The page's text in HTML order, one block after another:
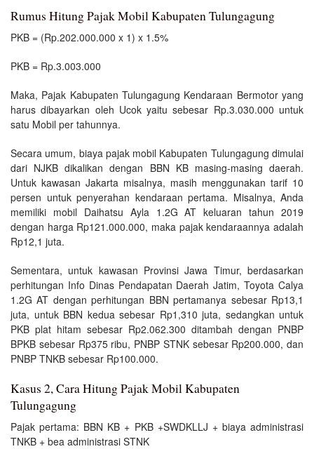
Rumus Hitung Pajak Mobil Kabupaten Tulungagung
PKB = (Rp.202.000.000 x 1) x 1.5%
PKB = Rp.3.003.000
Maka, Pajak Kabupaten Tulungagung Kendaraan Bermotor yang
harus dibayarkan oleh Ucok yaitu sebesar Rp.3.030.000 untuk
satu Mobil per tahunnya.
Secara umum, biaya pajak mobil Kabupaten Tulungagung dimulai
dari NJKB dikalikan dengan BBN KB masing-masing daerah.
Untuk kawasan Jakarta misalnya, masih menggunakan tarif 10
persen untuk penyerahan kendaraan pertama. Misalnya, Anda
memiliki mobil Daihatsu Ayla 1.2G AT keluaran tahun 2019
dengan harga Rp121.000.000, maka pajak kendaraannya adalah
Rp12,1 juta.
Sementara, untuk kawasan Provinsi Jawa Timur, berdasarkan
perhitungan Info Dinas Pendapatan Daerah Jatim, Toyota Calya
1.2G AT dengan perhitungan BBN pertamanya sebesar Rp13,1
juta, untuk BBN kedua sebesar Rp1,310 juta, sedangkan untuk
PKB plat hitam sebesar Rp2.062.300 ditambah dengan PNBP
BPKB sebesar Rp375 ribu, PNBP STNK sebesar Rp200.000, dan
PNBP TNKB sebesar Rp100.000.
Kasus 2, Cara Hitung Pajak Mobil Kabupaten
Tulungagung
Pajak pertama: BBN KB + PKB +SWDKLLJ + biaya administrasi
TNKB + bea administrasi STNK